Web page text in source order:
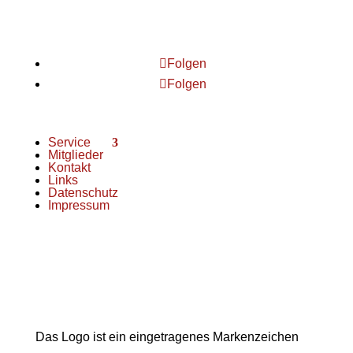
Folgen
Folgen
Service
Mitglieder
Kontakt
Links
Datenschutz
Impressum
Das Logo ist ein eingetragenes Markenzeichen